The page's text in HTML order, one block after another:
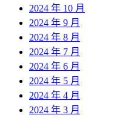
2024 年 10 月
2024 年 9 月
2024 年 8 月
2024 年 7 月
2024 年 6 月
2024 年 5 月
2024 年 4 月
2024 年 3 月